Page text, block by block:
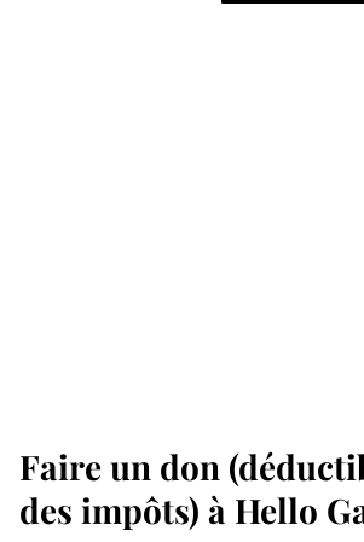
Faire un don
des impôts) à Hello